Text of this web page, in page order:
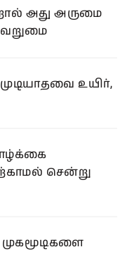
அது அருமை
உயிர்,
சென்று